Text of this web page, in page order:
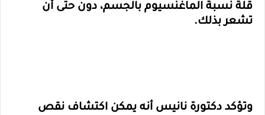
قلة نسبة الماغنسيوم بالجسم، دون حتى أن
تشعر بذلك.
وتؤكد دكتورة نانيس أنه يمكن اكتشاف نقص